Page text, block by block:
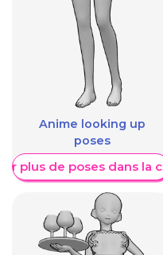
Anime looking up
poses
plus de poses dans la